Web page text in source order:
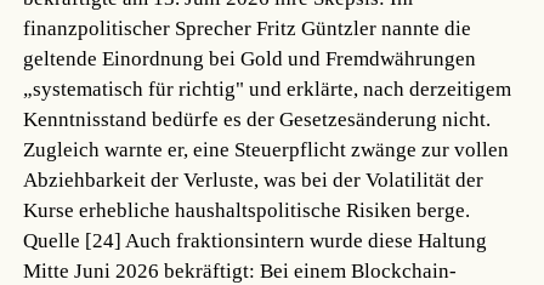
finanzpolitischer Sprecher Fritz Güntzler nannte die
geltende Einordnung bei Gold und Fremdwährungen
„systematisch für richtig" und erklärte, nach derzeitigem
Kenntnisstand bedürfe es der Gesetzesänderung nicht.
Zugleich warnte er, eine Steuerpflicht zwänge zur vollen
Abziehbarkeit der Verluste, was bei der Volatilität der
Kurse erhebliche haushaltspolitische Risiken berge.
Quelle [24] Auch fraktionsintern wurde diese Haltung
Mitte Juni 2026 bekräftigt: Bei einem Blockchain-